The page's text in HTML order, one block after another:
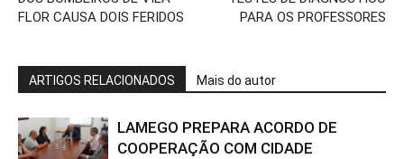
FLOR CAUSA DOIS FERIDOS
PARA OS PROFESSORES
ARTIGOS RELACIONADOS Mais do autor
LAMEGO PREPARA ACORDO DE
COOPERAÇÃO COM CIDADE